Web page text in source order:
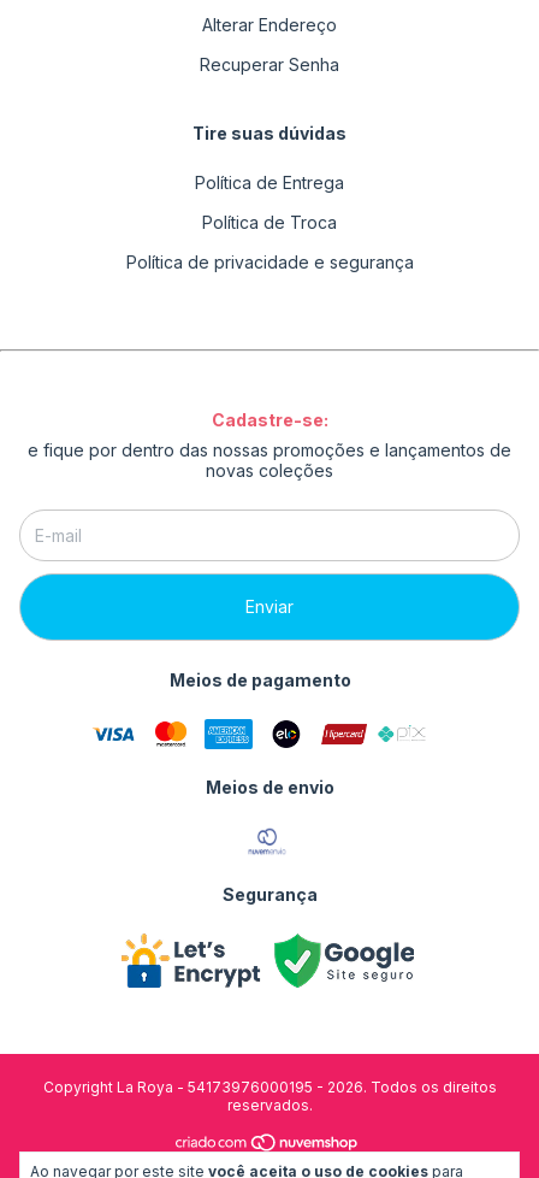
Ao navegar por este site você aceita o uso de cookies para
Alterar Endereço
Recuperar Senha
Tire suas dúvidas
Política de Entrega
Política de Troca
Política de privacidade e segurança
Cadastre-se:
e fique por dentro das nossas promoções e lançamentos de
novas coleções
Meios de pagamento
Meios de envio
Segurança
Copyright La Roya - 54173976000195 - 2026. Todos os direitos
reservados.